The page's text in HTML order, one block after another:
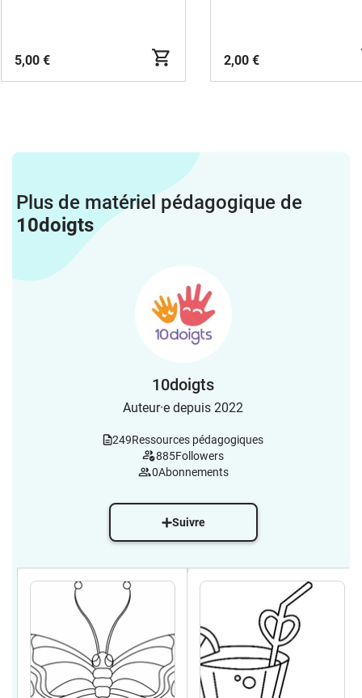
5,00 € 2,00 €
Plus de matériel pédagogique de
10doigts
10doigts
Auteur·e depuis 2022
249Ressources pédagogiques
885Followers
0Abonnements
Suivre